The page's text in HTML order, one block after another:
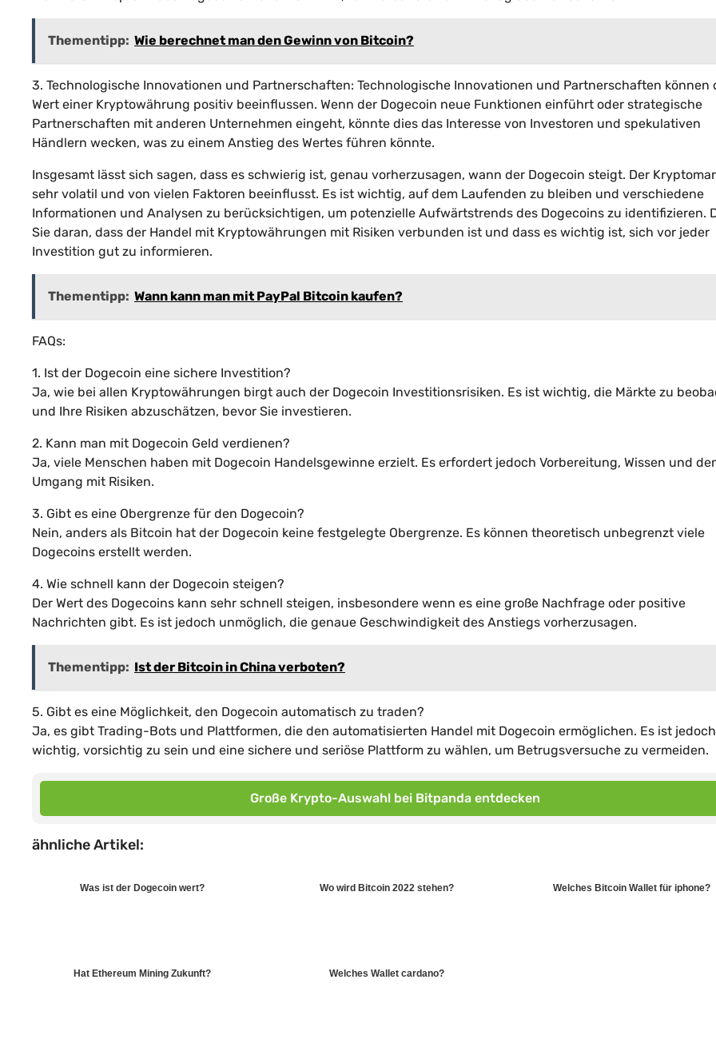
Thementipp: Wie berechnet man den Gewinn von Bitcoin?
3. Technologische Innovationen und Partnerschaften: Technologische Innovationen und Partnerschaften können
Wert einer Kryptowährung positiv beeinflussen. Wenn der Dogecoin neue Funktionen einführt oder strategische
Partnerschaften mit anderen Unternehmen eingeht, könnte dies das Interesse von Investoren und spekulativen
Händlern wecken, was zu einem Anstieg des Wertes führen könnte.
Insgesamt lässt sich sagen, dass es schwierig ist, genau vorherzusagen, wann der Dogecoin steigt. Der
sehr volatil und von vielen Faktoren beeinflusst. Es ist wichtig, auf dem Laufenden zu bleiben und verschiedene
Informationen und Analysen zu berücksichtigen, um potenzielle Aufwärtstrends des Dogecoins zu identifizieren.
Sie daran, dass der Handel mit Kryptowährungen mit Risiken verbunden ist und dass es wichtig ist, sich vor jeder
Investition gut zu informieren.
Thementipp: Wann kann man mit PayPal Bitcoin kaufen?
FAQs:
1. Ist der Dogecoin eine sichere Investition?
Ja, wie bei allen Kryptowährungen birgt auch der Dogecoin Investitionsrisiken. Es ist wichtig, die Märkte zu
und Ihre Risiken abzuschätzen, bevor Sie investieren.
2. Kann man mit Dogecoin Geld verdienen?
Ja, viele Menschen haben mit Dogecoin Handelsgewinne erzielt. Es erfordert jedoch Vorbereitung, Wissen und
Umgang mit Risiken.
3. Gibt es eine Obergrenze für den Dogecoin?
Nein, anders als Bitcoin hat der Dogecoin keine festgelegte Obergrenze. Es können theoretisch unbegrenzt viele
Dogecoins erstellt werden.
4. Wie schnell kann der Dogecoin steigen?
Der Wert des Dogecoins kann sehr schnell steigen, insbesondere wenn es eine große Nachfrage oder positive
Nachrichten gibt. Es ist jedoch unmöglich, die genaue Geschwindigkeit des Anstiegs vorherzusagen.
Thementipp: Ist der Bitcoin in China verboten?
5. Gibt es eine Möglichkeit, den Dogecoin automatisch zu traden?
Ja, es gibt Trading-Bots und Plattformen, die den automatisierten Handel mit Dogecoin ermöglichen. Es ist jedoch
wichtig, vorsichtig zu sein und eine sichere und seriöse Plattform zu wählen, um Betrugsversuche zu vermeiden.
Große Krypto-Auswahl bei Bitpanda entdecken
ähnliche Artikel:
Was ist der Dogecoin wert? Wo wird Bitcoin 2022 stehen? Welches Bitcoin Wallet für iphone?
Hat Ethereum Mining Zukunft? Welches Wallet cardano?